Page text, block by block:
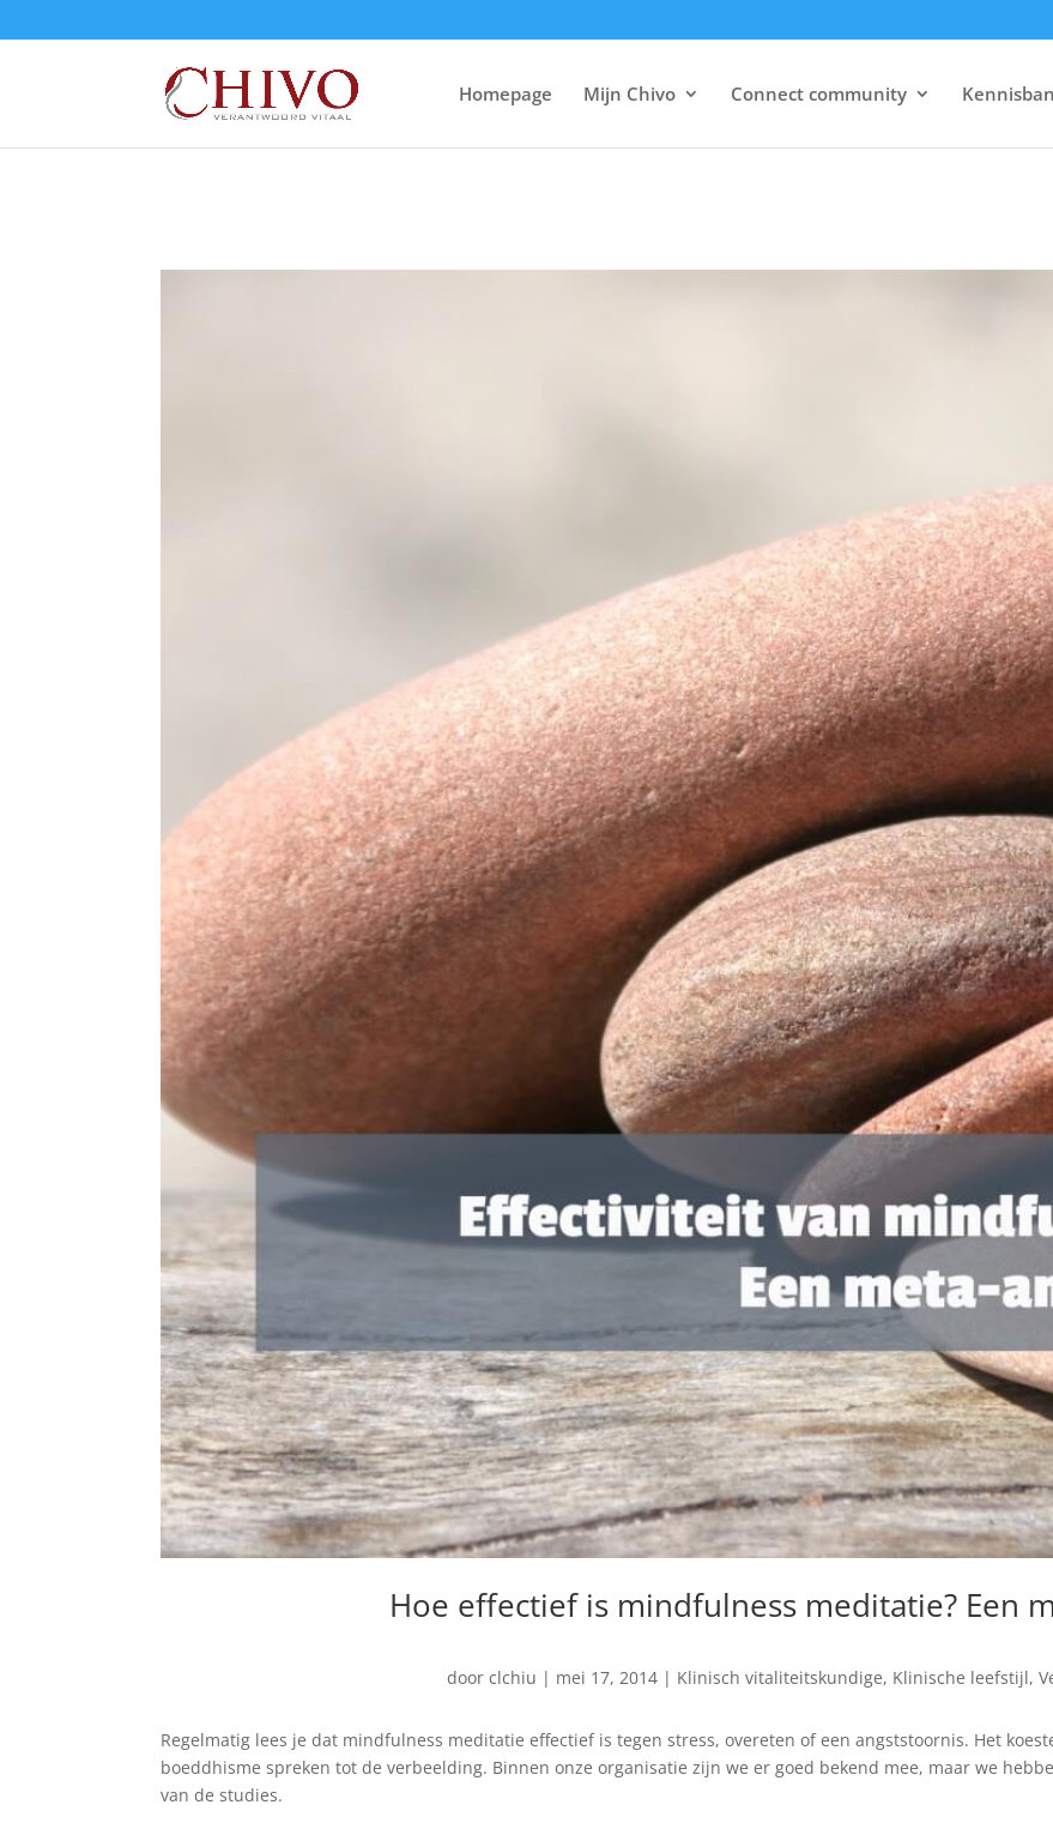
Homepage Mijn Chivo Connect community
Hoe effectief is mindfulness meditatie? Een
door clchiu | mei 17, 2014 | Klinisch vitaliteitskundige, Klinische leefstijl,
Regelmatig lees je dat mindfulness meditatie effectief is tegen stress, overeten of een angststoornis. Het
boeddhisme spreken tot de verbeelding. Binnen onze organisatie zijn we er goed bekend mee, maar we
van de studies.